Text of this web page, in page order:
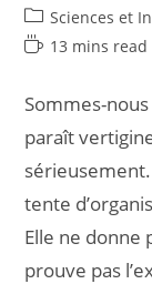
Sciences et
13 mins read
Sommes-nous
paraît
tente
Elle ne donne
prouve pas